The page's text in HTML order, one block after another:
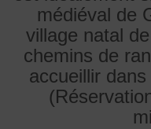
médiéval de
village natal
chemins de
accueillir